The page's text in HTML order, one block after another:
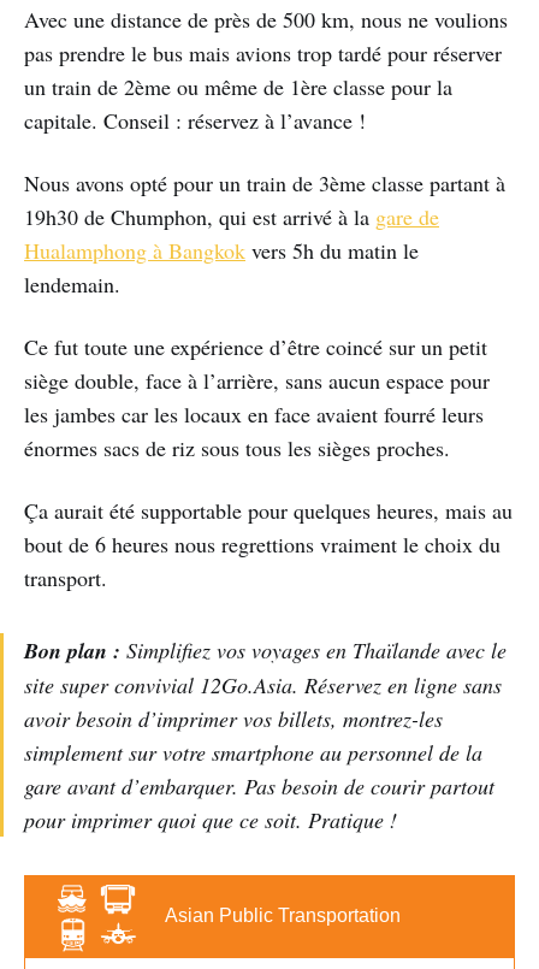
Avec une distance de près de 500 km, nous ne voulions
pas prendre le bus mais avions trop tardé pour réserver
un train de 2ème ou même de 1ère classe pour la
capitale. Conseil : réservez à l’avance !
Nous avons opté pour un train de 3ème classe partant à
19h30 de Chumphon, qui est arrivé à la gare de
Hualamphong à Bangkok vers 5h du matin le
lendemain.
Ce fut toute une expérience d’être coincé sur un petit
siège double, face à l’arrière, sans aucun espace pour
les jambes car les locaux en face avaient fourré leurs
énormes sacs de riz sous tous les sièges proches.
Ça aurait été supportable pour quelques heures, mais au
bout de 6 heures nous regrettions vraiment le choix du
transport.
Bon plan : Simplifiez vos voyages en Thaïlande avec le
site super convivial 12Go.Asia. Réservez en ligne sans
avoir besoin d’imprimer vos billets, montrez-les
simplement sur votre smartphone au personnel de la
gare avant d’embarquer. Pas besoin de courir partout
pour imprimer quoi que ce soit. Pratique !
Asian Public Transportation